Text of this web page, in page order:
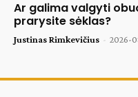
Ar galima valgyti
prarysite sėklas?
Justinas Rimkevičius - 2026-